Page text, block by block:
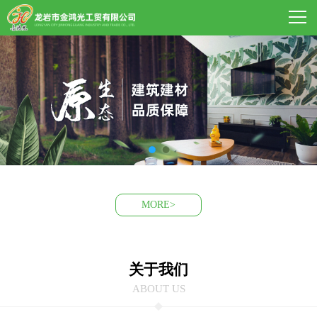
MORE>
关于我们
ABOUT US